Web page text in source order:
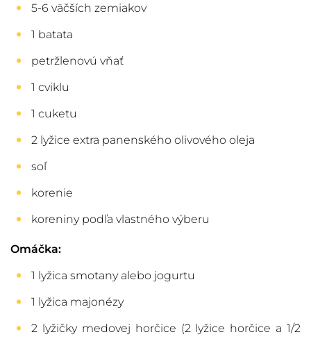
5-6 väčších zemiakov
1 batata
petržlenovú vňať
1 cviklu
1 cuketu
2 lyžice extra panenského olivového oleja
soľ
korenie
koreniny podľa vlastného výberu
Omáčka:
1 lyžica smotany alebo jogurtu
1 lyžica majonézy
2 lyžičky medovej horčice (2 lyžice horčice a 1/2